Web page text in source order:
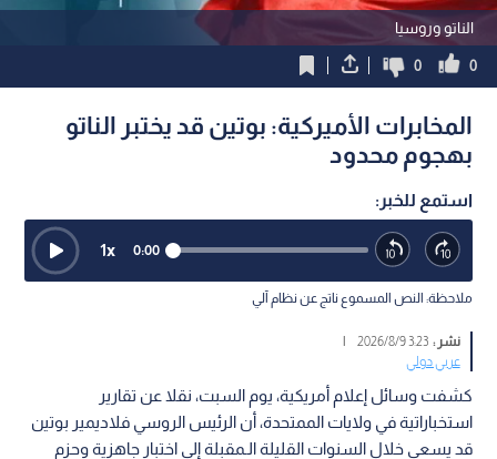
الناتو وروسيا
0
0
المخابرات الأميركية: بوتين قد يختبر الناتو
بهجوم محدود
استمع للخبر:
0:00
1x
ملاحظة: النص المسموع ناتج عن نظام آلي
نشر :3:23 2026/8/9
|
عربي دولي
كشفت وسائل إعلام أمريكية، يوم السبت، نقلا عن تقارير
استخباراتية في ولايات الممتحدة، أن الرئيس الروسي فلاديمير بوتين
قد يسعى خلال السنوات القليلة الـمقبلة إلى اختبار جاهزية وحزم